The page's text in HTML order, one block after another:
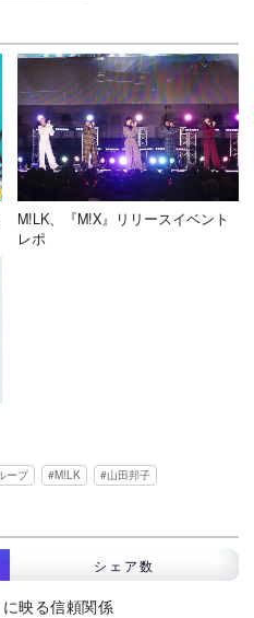
M!LK、『M!X』リリースイベント
レポ
ープ M!LK 山田邦子
シェア数
映る信頼関係